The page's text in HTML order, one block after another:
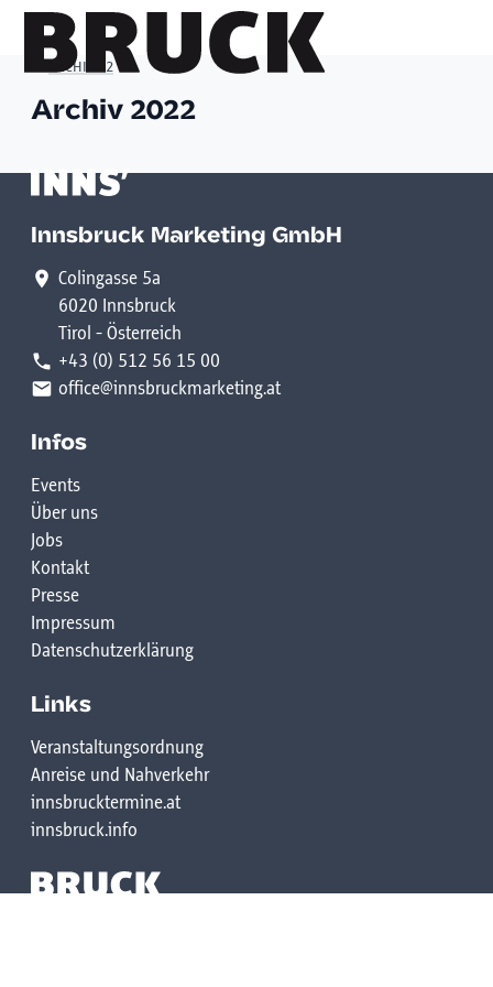
office@innsbruckmarketing.at
ARCHIV 22
Archiv 2022
Innsbruck Marketing GmbH
Colingasse 5a
6020 Innsbruck
Tirol - Österreich
+43 (0) 512 56 15 00
office@innsbruckmarketing.at
Infos
Events
Über uns
Jobs
Kontakt
Presse
Impressum
Datenschutzerklärung
Links
Veranstaltungsordnung
Anreise und Nahverkehr
innsbrucktermine.at
innsbruck.info